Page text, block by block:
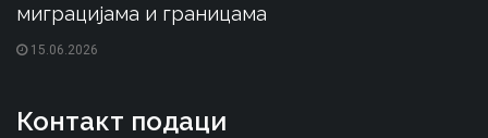
миграцијама и границама
15.06.2026
Контакт подаци